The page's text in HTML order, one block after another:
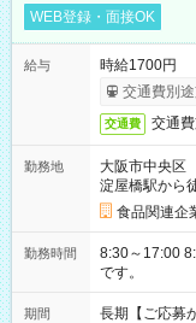
WEB登録・面接OK
給与
時給1700円
交通費別
交通費 交通
勤務地
大阪市中央区
淀屋橋駅から
食品関連企
勤務時間
8:30～17:00 8:30～17:30 ※表記の
です。
期間
長期【ご応募